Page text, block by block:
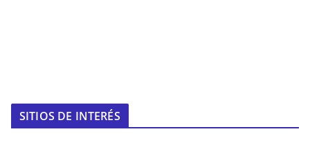
SITIOS DE INTERÉS